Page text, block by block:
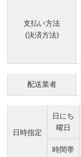
支払い方法
(決済方法)
配送業者
日時指定
日にち
曜日
時間帯